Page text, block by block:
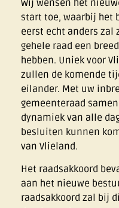
Wij wensen het
start toe, waarbij het
eerst echt anders zal
gehele raad een
hebben. Uniek voor
zullen de komende
eilander. Met uw
gemeenteraad
dynamiek van alle
besluiten kunnen
van Vlieland.
Het raadsakkoord
aan het nieuwe
raadsakkoord zal bij